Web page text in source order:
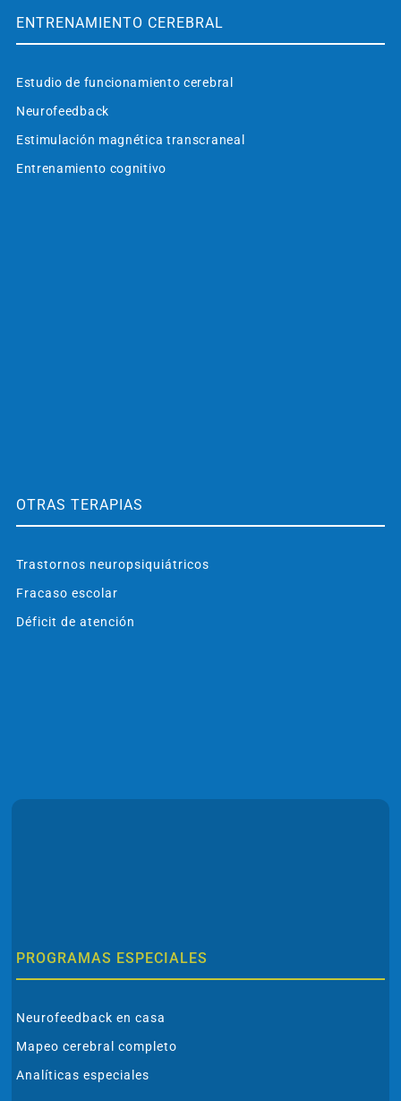
ENTRENAMIENTO CEREBRAL
Estudio de funcionamiento cerebral
Neurofeedback
Estimulación magnética transcraneal
Entrenamiento cognitivo
OTRAS TERAPIAS
Trastornos neuropsiquiátricos
Fracaso escolar
Déficit de atención
PROGRAMAS ESPECIALES
Neurofeedback en casa
Mapeo cerebral completo
Analíticas especiales